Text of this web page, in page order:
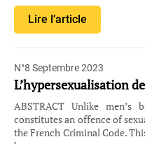
Lire l’article
N°8 Septembre 2023
L’hypersexualisation
ABSTRACT Unlike men’s
constitutes an offence of
the French Criminal Code.